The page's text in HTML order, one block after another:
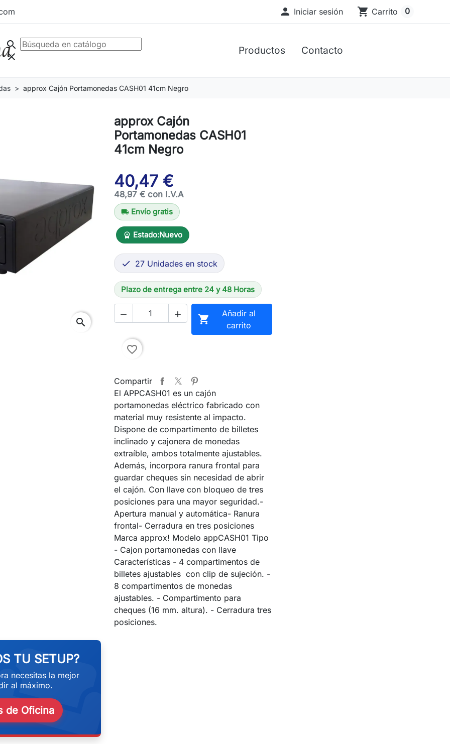
 Iniciar sesión shopping_cart Carrito 0
Productos Contacto
search
clear
approx Cajón Portamonedas CASH01 41cm Negro
search
approx Cajón
Portamonedas CASH01
41cm Negro
40,47 €
48,97 € con I.V.A
local_shipping Envío gratis
workspace_premium Estado:Nuevo
 27 Unidades en stock
Plazo de entrega entre 24 y 48 Horas
  
Añadir al
carrito
favorite_border
Compartir
El APPCASH01 es un cajón
portamonedas eléctrico fabricado con
material muy resistente al impacto.
Dispone de compartimento de billetes
inclinado y cajonera de monedas
extraíble, ambos totalmente ajustables.
Además, incorpora ranura frontal para
guardar cheques sin necesidad de abrir
el cajón. Con llave con bloqueo de tres
posiciones para una mayor seguridad.-
Apertura manual y automática- Ranura
frontal- Cerradura en tres posiciones
Marca approx! Modelo appCASH01 Tipo
- Cajon portamonedas con llave
Características - 4 compartimentos de
billetes ajustables con clip de sujeción. -
8 compartimentos de monedas
ajustables. - Compartimento para
cheques (16 mm. altura). - Cerradura tres
posiciones.
TU SETUP?
necesitas la mejor
al máximo.
de Oficina